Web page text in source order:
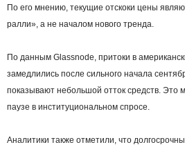
По его мнению, текущие отскоки цены
ралли», а не началом нового тренда.
По данным Glassnode, притоки в
замедлились после сильного начала
показывают небольшой отток средств. Это
паузе в институциональном спросе.
Аналитики также отметили, что